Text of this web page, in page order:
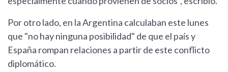
Por otro lado, en la Argentina calculaban este lunes
que "no hay ninguna posibilidad" de que el país y
España rompan relaciones a partir de este conflicto
diplomático.